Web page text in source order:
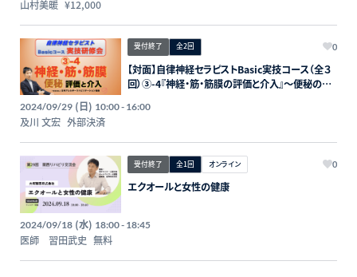
山村美暖 ¥12,000
受付終了 全2回 0
【対面】自律神経セラピストBasic実技コース（全３
回）③-4『神経・筋・筋膜の評価と介入』〜便秘の評
2024/09/29 (日) 10:00 - 16:00
及川 文宏 外部決済
受付終了 全1回 オンライン 0
エクオールと女性の健康
2024/09/18 (水) 18:00 - 18:45
医師 習田武史 無料